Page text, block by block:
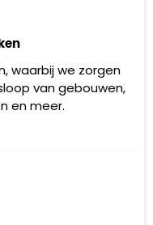
waarbij we zorgen
van gebouwen,
en meer.